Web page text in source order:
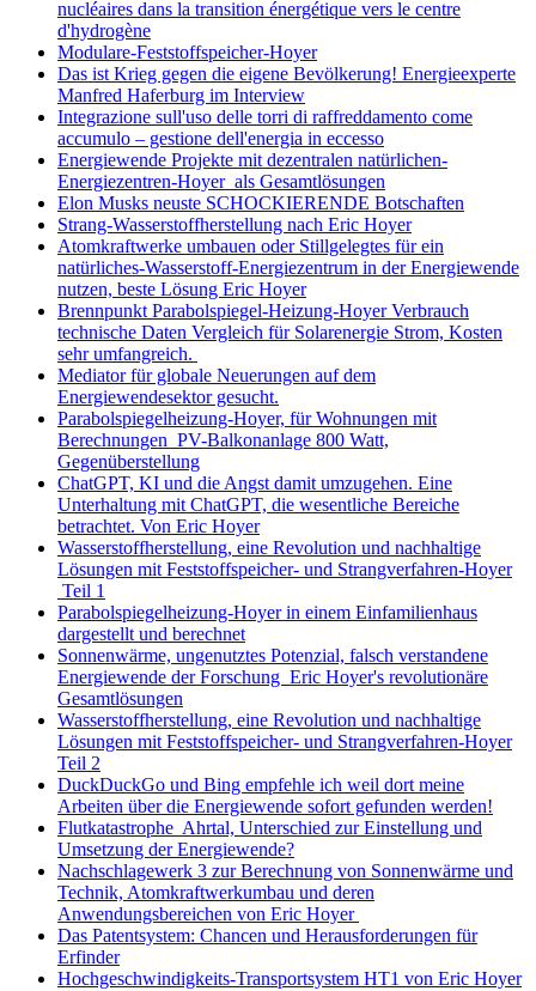
nucléaires dans la transition énergétique vers le centre
d'hydrogène
Modulare-Feststoffspeicher-Hoyer
Das ist Krieg gegen die eigene Bevölkerung! Energieexperte
Manfred Haferburg im Interview
Integrazione sull'uso delle torri di raffreddamento come
accumulo – gestione dell'energia in eccesso
Energiewende Projekte mit dezentralen natürlichen-
Energiezentren-Hoyer als Gesamtlösungen
Elon Musks neuste SCHOCKIERENDE Botschaften
Strang-Wasserstoffherstellung nach Eric Hoyer
Atomkraftwerke umbauen oder Stillgelegtes für ein
natürliches-Wasserstoff-Energiezentrum in der Energiewende
nutzen, beste Lösung Eric Hoyer
Brennpunkt Parabolspiegel-Heizung-Hoyer Verbrauch
technische Daten Vergleich für Solarenergie Strom, Kosten
sehr umfangreich.
Mediator für globale Neuerungen auf dem
Energiewendesektor gesucht.
Parabolspiegelheizung-Hoyer, für Wohnungen mit
Berechnungen PV-Balkonanlage 800 Watt,
Gegenüberstellung
ChatGPT, KI und die Angst damit umzugehen. Eine
Unterhaltung mit ChatGPT, die wesentliche Bereiche
betrachtet. Von Eric Hoyer
Wasserstoffherstellung, eine Revolution und nachhaltige
Lösungen mit Feststoffspeicher- und Strangverfahren-Hoyer
Teil 1
Parabolspiegelheizung-Hoyer in einem Einfamilienhaus
dargestellt und berechnet
Sonnenwärme, ungenutztes Potenzial, falsch verstandene
Energiewende der Forschung Eric Hoyer's revolutionäre
Gesamtlösungen
Wasserstoffherstellung, eine Revolution und nachhaltige
Lösungen mit Feststoffspeicher- und Strangverfahren-Hoyer
Teil 2
DuckDuckGo und Bing empfehle ich weil dort meine
Arbeiten über die Energiewende sofort gefunden werden!
Flutkatastrophe Ahrtal, Unterschied zur Einstellung und
Umsetzung der Energiewende?
Nachschlagewerk 3 zur Berechnung von Sonnenwärme und
Technik, Atomkraftwerkumbau und deren
Anwendungsbereichen von Eric Hoyer
Das Patentsystem: Chancen und Herausforderungen für
Erfinder
Hochgeschwindigkeits-Transportsystem HT1 von Eric Hoyer